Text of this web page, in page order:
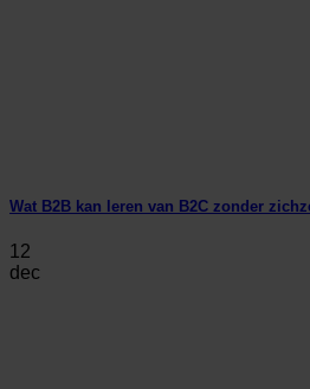
Wat B2B kan leren van B2C zonder
12
dec